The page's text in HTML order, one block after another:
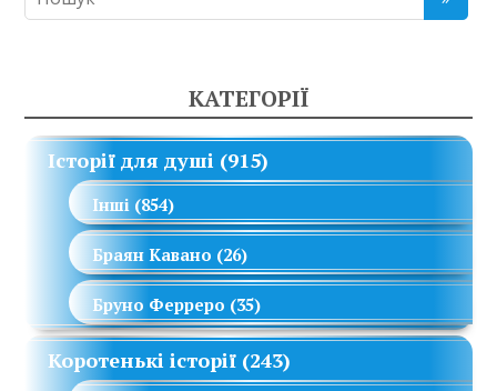
КАТЕГОРІЇ
Історії для душі (915)
Інші (854)
Браян Кавано (26)
Бруно Ферреро (35)
Коротенькі історії (243)